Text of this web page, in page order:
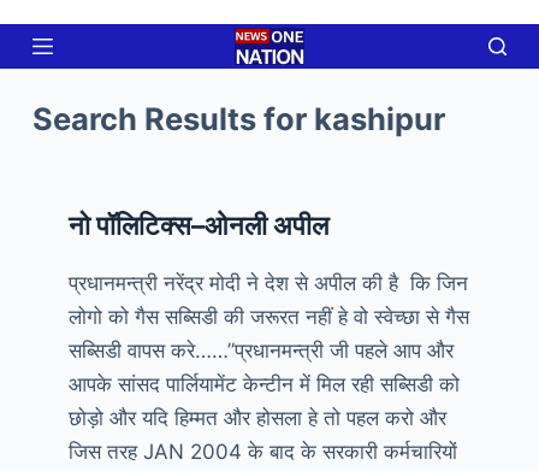
Search Results for kashipur
नो पॉलिटिक्स–ओनली अपील
प्रधानमन्त्री नरेंद्र मोदी ने देश से अपील की है कि जिन
लोगो को गैस सब्सिडी की जरूरत नहीं हे वो स्वेच्छा से गैस
सब्सिडी वापस करे……”प्रधानमन्त्री जी पहले आप और
आपके सांसद पार्लियामेंट केन्टीन में मिल रही सब्सिडी को
छोड़ो और यदि हिम्मत और होसला हे तो पहल करो और
जिस तरह JAN 2004 के बाद के सरकारी कर्मचारियों